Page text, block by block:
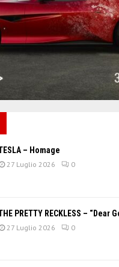
– Homage
27 Luglio 2026 0
PRETTY RECKLESS – “Dear
27 Luglio 2026 0